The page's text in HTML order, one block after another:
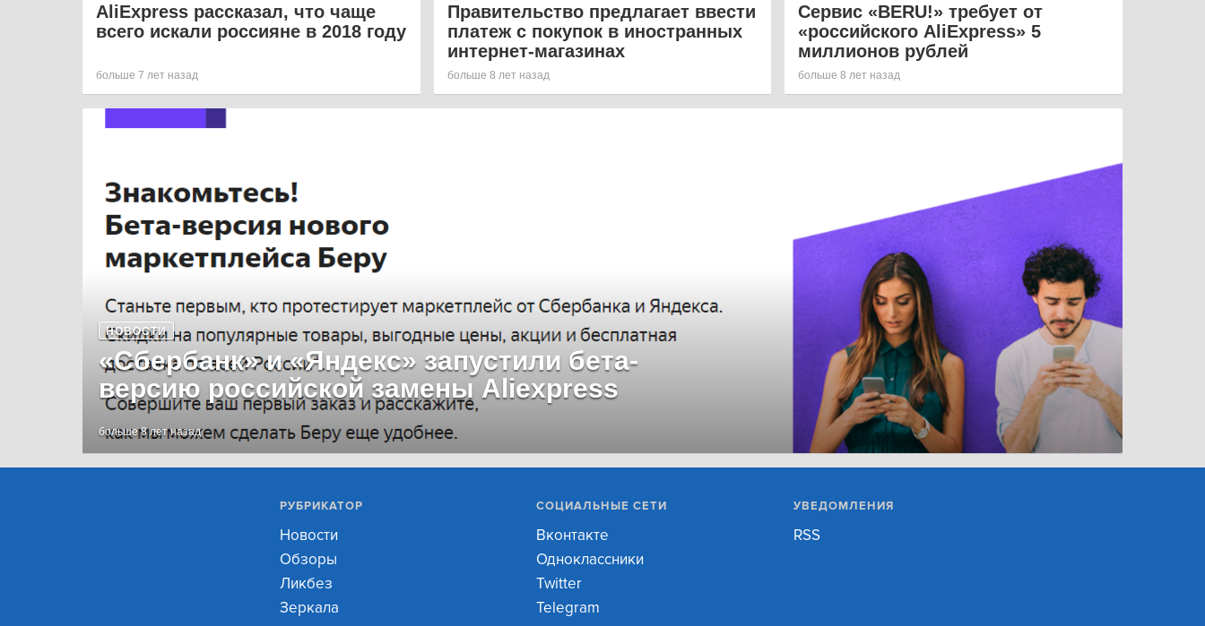
AliExpress рассказал, что чаще
всего искали россияне в 2018 году
больше 7 лет назад
Правительство предлагает ввести
платеж с покупок в иностранных
интернет-магазинах
больше 8 лет назад
Сервис «BERU!» требует от
«российского AliExpress» 5
миллионов рублей
больше 8 лет назад
НОВОСТИ
«Сбербанк» и «Яндекс» запустили бета-
версию российской замены Aliexpress
больше 8 лет назад
РУБРИКАТОР
Новости
Обзоры
Ликбез
Зеркала
СОЦИАЛЬНЫЕ СЕТИ
Вконтакте
Одноклассники
Twitter
Telegram
УВЕДОМЛЕНИЯ
RSS